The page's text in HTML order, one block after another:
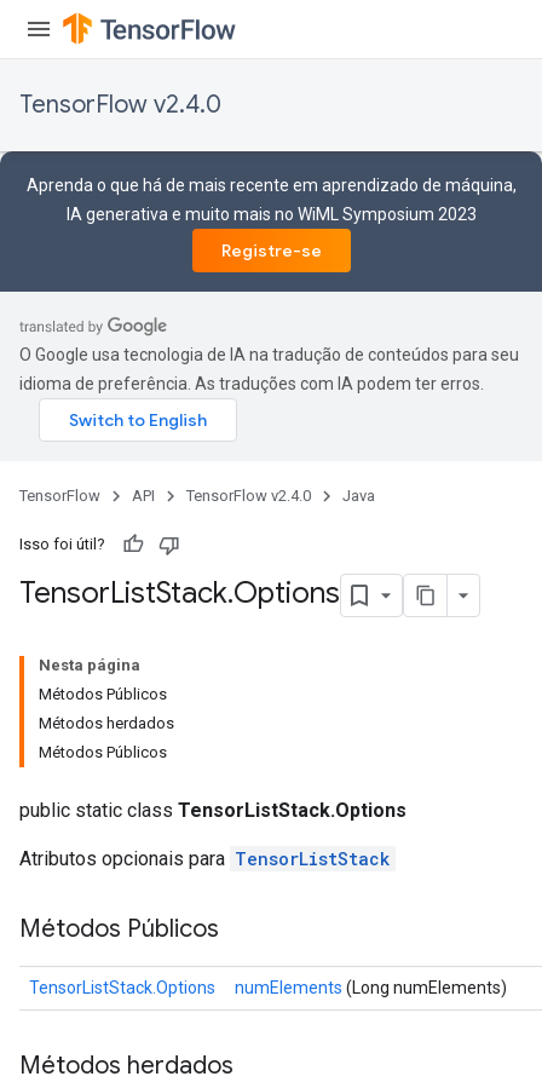
TensorFlow v2.4.0
Aprenda o que há de mais recente em aprendizado de máquina,
IA generativa e muito mais no WiML Symposium 2023
Registre-se
O Google usa tecnologia de IA na tradução de conteúdos para seu
idioma de preferência. As traduções com IA podem ter erros.
TensorFlow API TensorFlow v2.4.0 Java
Isso foi útil?
TensorListStack.Options
Nesta página
Métodos Públicos
Métodos herdados
Métodos Públicos
public static class TensorListStack.Options
Atributos opcionais para TensorListStack
Métodos Públicos
TensorListStack.Options numElements (Long numElements)
Métodos herdados